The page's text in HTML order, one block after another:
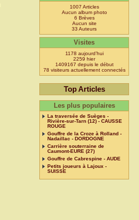
1007 Articles
Aucun album photo
6 Brèves
Aucun site
33 Auteurs
Visites
1178 aujourd’hui
2259 hier
1409167 depuis le début
78 visiteurs actuellement connectés
Top Articles
Les plus populaires
La traversée de Suèges -
Rivière-sur-Tarn (12) - CAUSSE
ROUGE
Gouffre de la Croze à Rolland -
Nadaillac - DORDOGNE
Carrière souterraine de
Caumont-EURE (27)
Gouffre de Cabrespine - AUDE
Petits joueurs à Lajoux -
SUISSE